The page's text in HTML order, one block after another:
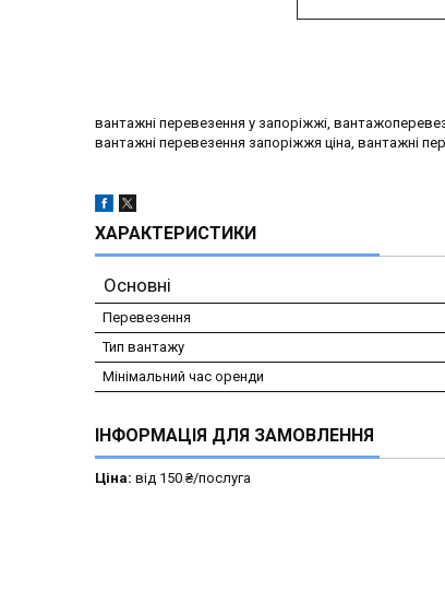
вантажні перевезення у запоріжжі,
вантажні перевезення запоріжжя ціна, вантажні
ХАРАКТЕРИСТИКИ
Основні
Перевезення
Тип вантажу
Мінімальний час оренди
ІНФОРМАЦІЯ ДЛЯ ЗАМОВЛЕННЯ
Ціна: від 150 ₴/послуга